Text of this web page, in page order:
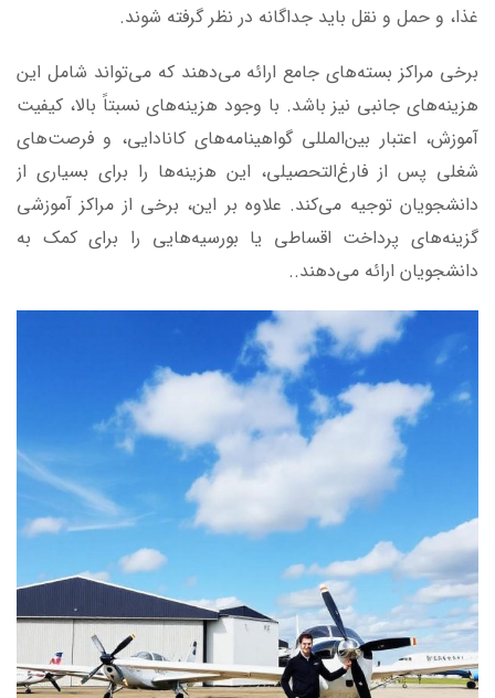
غذا، و حمل و نقل باید جداگانه در نظر گرفته شوند.
برخی مراکز بسته‌های جامع ارائه می‌دهند که می‌تواند شامل این
هزینه‌های جانبی نیز باشد. با وجود هزینه‌های نسبتاً بالا، کیفیت
آموزش، اعتبار بین‌المللی گواهینامه‌های کانادایی، و فرصت‌های
شغلی پس از فارغ‌التحصیلی، این هزینه‌ها را برای بسیاری از
دانشجویان توجیه می‌کند. علاوه بر این، برخی از مراکز آموزشی
گزینه‌های پرداخت اقساطی یا بورسیه‌هایی را برای کمک به
دانشجویان ارائه می‌دهند..